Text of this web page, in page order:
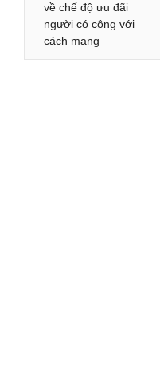
về chế độ ưu đãi
người có công với
cách mạng